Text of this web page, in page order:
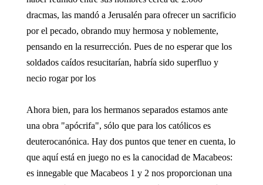
dracmas, las mandó a Jerusalén para ofrecer un sacrificio
por el pecado, obrando muy hermosa y noblemente,
pensando en la resurrección. Pues de no esperar que los
soldados caídos resucitarían, habría sido superfluo y
necio rogar por los
Ahora bien, para los hermanos separados estamos ante
una obra "apócrifa", sólo que para los católicos es
deuterocanónica. Hay dos puntos que tener en cuenta, lo
que aquí está en juego no es la canocidad de Macabeos:
es innegable que Macabeos 1 y 2 nos proporcionan una